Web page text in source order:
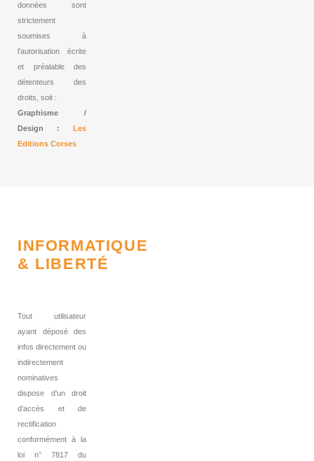
données sont
strictement
soumises à
l’autorisation écrite
et préalable des
détenteurs des
droits, soit :
Graphisme /
Design :
Les
Editions Corses
INFORMATIQUE
& LIBERTÉ
Tout utilisateur
ayant déposé des
infos directement ou
indirectement
nominatives
dispose d’un droit
d’accès et de
rectification
conformément à la
loi n° 7817 du